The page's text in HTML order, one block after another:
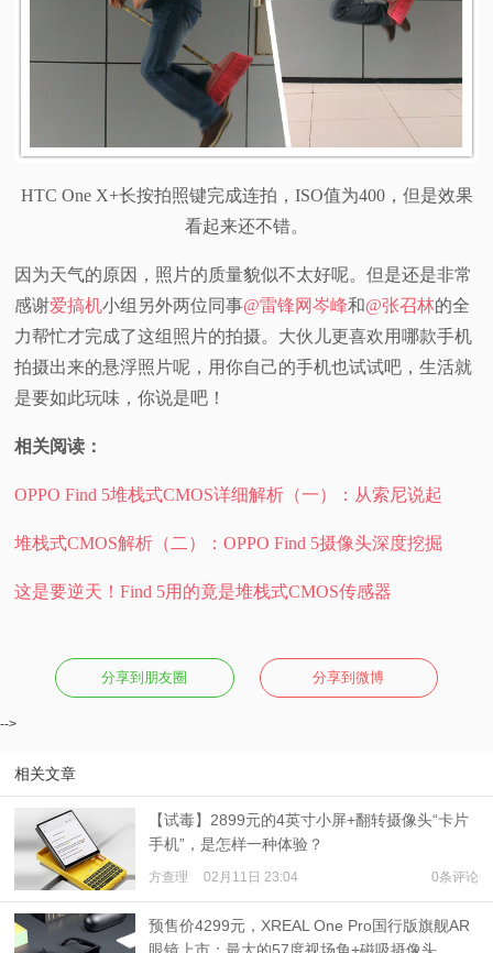
HTC One X+长按拍照键完成连拍，ISO值为400，但是效果
看起来还不错。
因为天气的原因，照片的质量貌似不太好呢。但是还是非常
感谢爱搞机小组另外两位同事@雷锋网岑峰和@张召林的全
力帮忙才完成了这组照片的拍摄。大伙儿更喜欢用哪款手机
拍摄出来的悬浮照片呢，用你自己的手机也试试吧，生活就
是要如此玩味，你说是吧！
相关阅读：
OPPO Find 5堆栈式CMOS详细解析（一）：从索尼说起
堆栈式CMOS解析（二）：OPPO Find 5摄像头深度挖掘
这是要逆天！Find 5用的竟是堆栈式CMOS传感器
分享到朋友圈 分享到微博
-->
相关文章
【试毒】2899元的4英寸小屏+翻转摄像头“卡片
手机”，是怎样一种体验？
方查理 02月11日 23:04 0条评论
预售价4299元，XREAL One Pro国行版旗舰AR